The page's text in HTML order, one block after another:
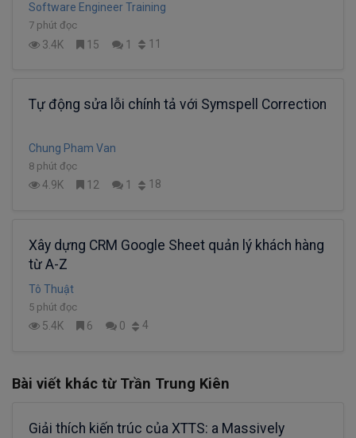
Software Engineer Training
7 phút đọc
3.4K 15 1 11
Tự động sửa lỗi chính tả với Symspell Correction
Chung Pham Van
8 phút đọc
4.9K 12 1 18
Xây dựng CRM Google Sheet quản lý khách hàng
từ A-Z
Tô Thuật
5 phút đọc
5.4K 6 0 4
Bài viết khác từ Trần Trung Kiên
Giải thích kiến trúc của XTTS: a Massively